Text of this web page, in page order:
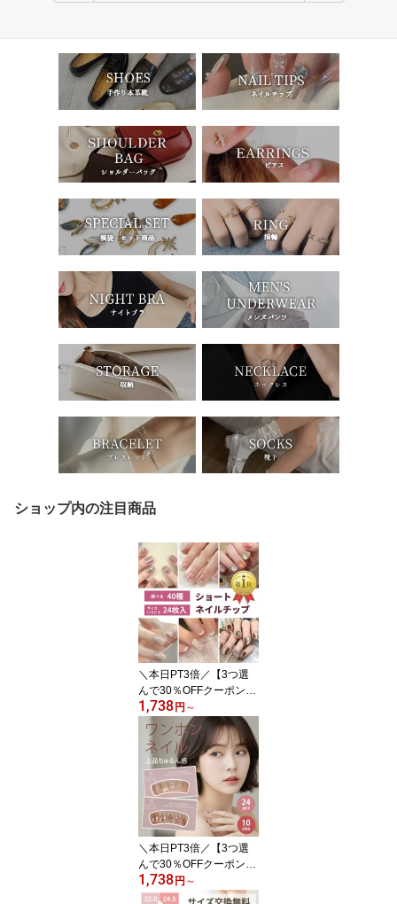
ショップ内の注目商品
＼本日PT3倍／【3つ選
んで30％OFFクーポン
★】短め 夏 初夏 ネイル
選べる 24枚入 ショート
ネイルチップ 付け爪 チ
ップ 人気 韓国 デートネ
イル ピンク ブルー 水色
黒 白 ブラック 夏 秋 冬
大人 可愛い フラワー リ
ボン アート ワンホン ク
リア 透明 キラキラ マグ
ネット
1,738 円 ～
＼本日PT3倍／【3つ選
んで30％OFFクーポン
★】ワンホン 長め ゴテ
ゴテ 夏 初夏 ピンク ネイ
1,738 円 ～